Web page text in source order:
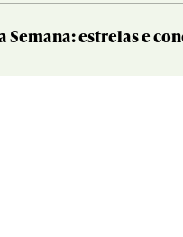
Semana: estrelas e